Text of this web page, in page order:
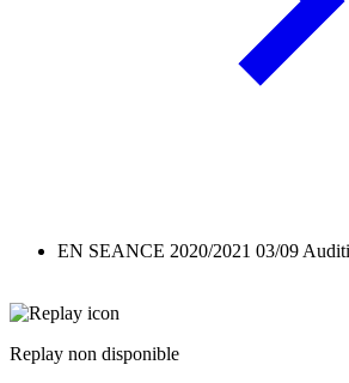
EN SEANCE 2020/2021 03/09
Replay non disponible